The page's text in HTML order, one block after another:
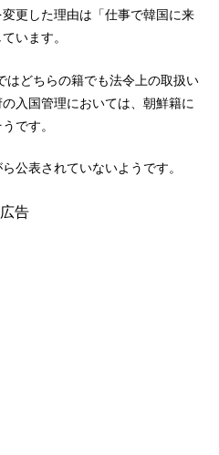
更した理由は「仕事で韓国に来
います。
はどちらの籍でも法令上の取扱い
入国管理においては、朝鮮籍に
です。
公表されていないようです。
広告